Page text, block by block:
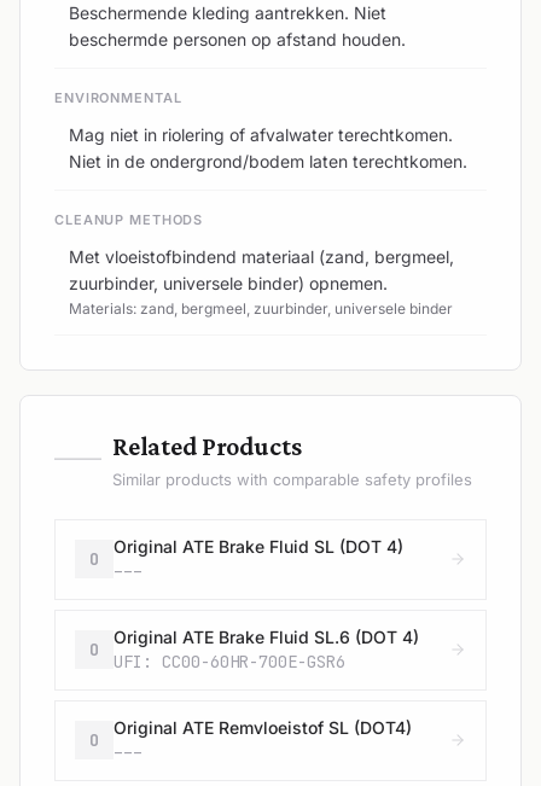
Beschermende kleding aantrekken. Niet
beschermde personen op afstand houden.
ENVIRONMENTAL
Mag niet in riolering of afvalwater terechtkomen.
Niet in de ondergrond/bodem laten terechtkomen.
CLEANUP METHODS
Met vloeistofbindend materiaal (zand, bergmeel,
zuurbinder, universele binder) opnemen.
Materials: zand, bergmeel, zuurbinder, universele binder
— Related Products
Similar products with comparable safety profiles
O
Original ATE Brake Fluid SL (DOT 4)
---
O
Original ATE Brake Fluid SL.6 (DOT 4)
UFI: CC00-60HR-700E-GSR6
O
Original ATE Remvloeistof SL (DOT4)
---